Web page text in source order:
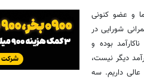
و عضو کنونی
شورایی در
بوده و
دیگر نیست،
تحقیقاتی که انجام شده، ما در کشور بیش از ۱۰۰ شورای عالی داریم. سه